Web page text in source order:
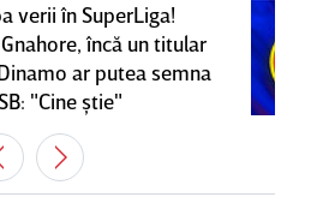
verii în SuperLiga!
încă un titular
ar putea semna
"Cine ştie"